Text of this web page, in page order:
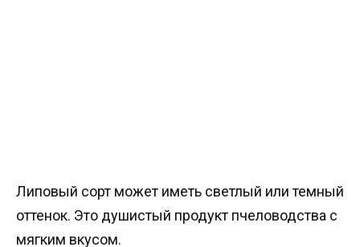
Липовый сорт может иметь светлый или темный
оттенок. Это душистый продукт пчеловодства с
мягким вкусом.